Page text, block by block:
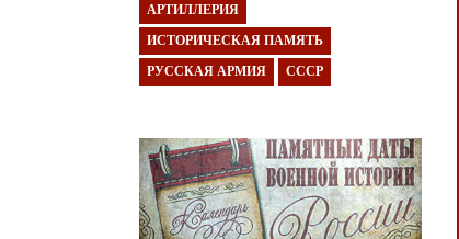
АРТИЛЛЕРИЯ
ИСТОРИЧЕСКАЯ ПАМЯТЬ
РУССКАЯ АРМИЯ СССР